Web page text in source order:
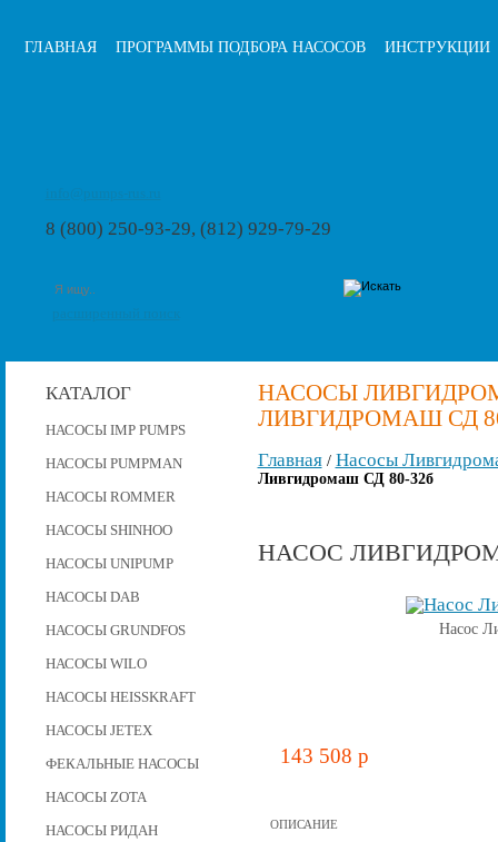
ГЛАВНАЯ ПРОГРАММЫ ПОДБОРА НАСОСОВ ИНСТРУКЦИИ
8 (800) 250-93-29, (812) 929-79-29
КАТАЛОГ
НАСОСЫ IMP PUMPS
НАСОСЫ PUMPMAN
НАСОСЫ ROMMER
НАСОСЫ SHINHOO
НАСОСЫ UNIPUMP
НАСОСЫ DAB
НАСОСЫ GRUNDFOS
НАСОСЫ WILO
НАСОСЫ HEISSKRAFT
НАСОСЫ JETEX
ФЕКАЛЬНЫЕ НАСОСЫ
НАСОСЫ ZOTA
НАСОСЫ РИДАН
НАСОСЫ
ЛИВГИДРОМАШ СД
Главная/ Насосы
Ливгидромаш СД 80-32б
НАСОС
Насос
143 508 p
ОПИСАНИЕ